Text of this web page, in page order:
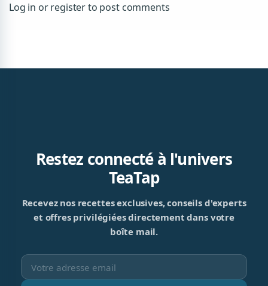
Log in or register to post comments
Restez connecté à l'univers
TeaTap
Recevez nos recettes exclusives, conseils d'experts
et offres privilégiées directement dans votre
boîte mail.